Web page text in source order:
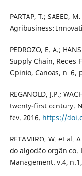
PARTAP, T.; SAEED,
Agribusiness:
PEDROZO, E. A.;
Supply Chain, Redes
Opinio, Canoas, n. 6,
REGANOLD, J.P.;
twenty-first century.
fev. 2016. https://
RETAMIRO, W. et al.
do algodão orgânico.
Management. v.4,